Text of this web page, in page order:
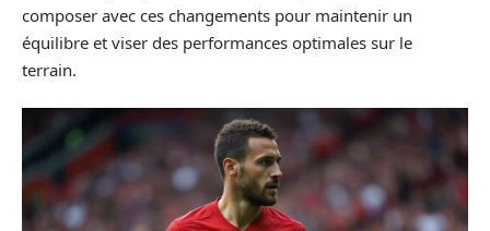
composer avec ces changements pour maintenir un
équilibre et viser des performances optimales sur le
terrain.